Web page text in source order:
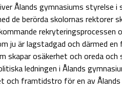
Ålands gymnasiums
de berörda skolornas rektorer
rekryteringsprocessen
ju är lagstadgad och därmed
skapar osäkerhet och oreda
ledningen i Ålands
och framtidstro för en av